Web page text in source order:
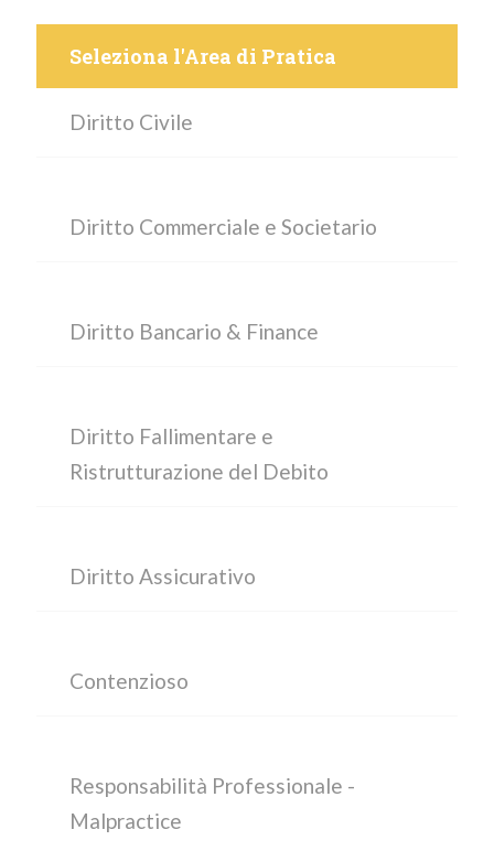
Seleziona l'Area di Pratica
Diritto Civile
Diritto Commerciale e Societario
Diritto Bancario & Finance
Diritto Fallimentare e
Ristrutturazione del Debito
Diritto Assicurativo
Contenzioso
Responsabilità Professionale -
Malpractice